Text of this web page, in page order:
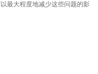
最大程度地减少这些问题的影